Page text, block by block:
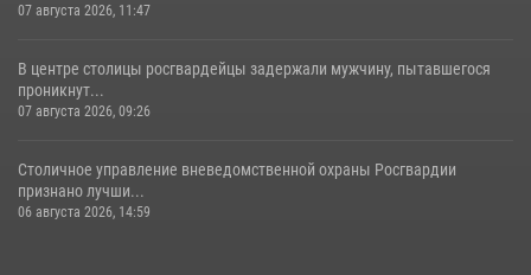
07 августа 2026, 11:47
В центре столицы росгвардейцы задержали мужчину, пытавшегося
проникнут...
07 августа 2026, 09:26
Столичное управление вневедомственной охраны Росгвардии
признано лучши...
06 августа 2026, 14:59